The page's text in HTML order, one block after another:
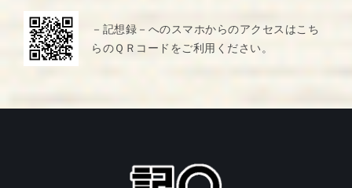
－記想録－へのスマホからのアクセスはこち
らのＱＲコードをご利用ください。